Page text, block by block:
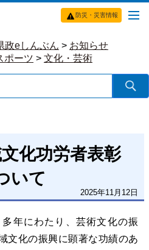
防災・災害情報
政eしんぶん > お知らせ
ポーツ > 文化・芸術
化功労者表彰
いて
2025年11月12日
年にわたり、芸術文化の振
文化の振興に顕著な功績のあ